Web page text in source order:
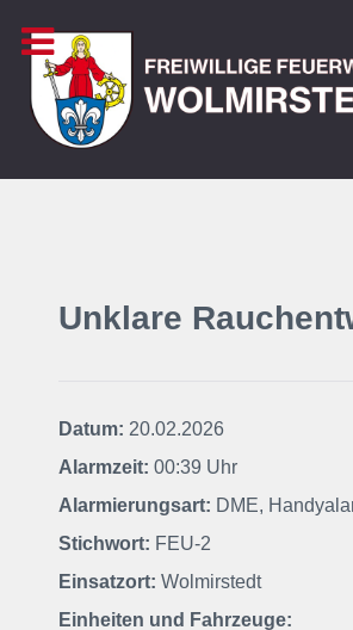
Unklare
Datum: 20.02.2026
Alarmzeit: 00:39 Uhr
Alarmierungsart: DME,
Stichwort: FEU-2
Einsatzort: Wolmirstedt
Einheiten und Fahrzeuge: